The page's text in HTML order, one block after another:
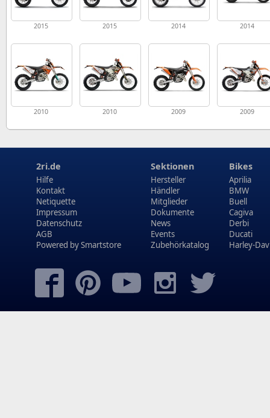
2015 2015 2014 2014
2010 2010 2009 2009
2ri.de
Hilfe
Kontakt
Netiquette
Impressum
Datenschutz
AGB
Powered bySmartstore
Sektionen
Hersteller
Händler
Mitglieder
Dokumente
News
Events
Zubehörkatalog
Bikes
Aprilia
BMW
Buell
Cagiva
Derbi
Ducati
Harley-